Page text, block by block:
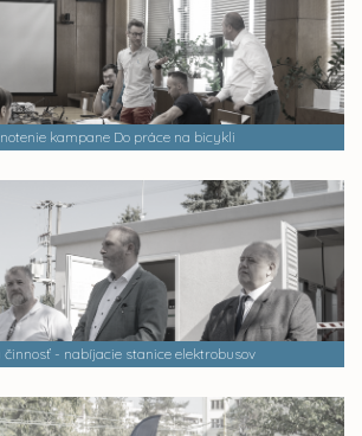
kampane Do práce na bicykli
činnosť - nabíjacie stanice elektrobusov